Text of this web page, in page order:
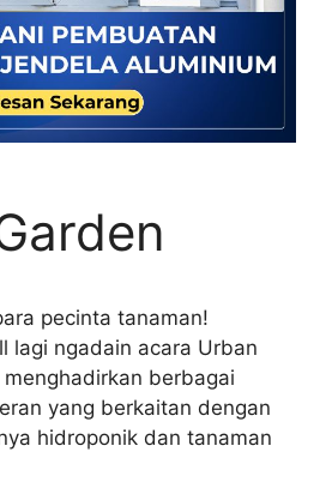
pecinta tanaman!
lagi ngadain acara Urban
berbagai
yang berkaitan dengan
hidroponik dan tanaman